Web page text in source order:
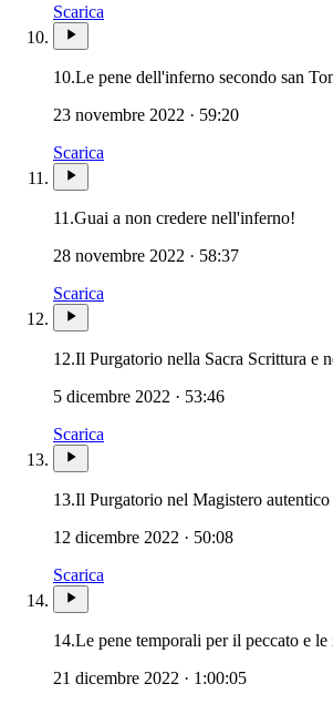
Scarica
10.Le pene dell'inferno secondo san
23 novembre 2022 · 59:20
Scarica
11.Guai a non credere nell'inferno!
28 novembre 2022 · 58:37
Scarica
12.Il Purgatorio nella Sacra Scrittura e
5 dicembre 2022 · 53:46
Scarica
13.Il Purgatorio nel Magistero autentico
12 dicembre 2022 · 50:08
Scarica
14.Le pene temporali per il peccato e le
21 dicembre 2022 · 1:00:05